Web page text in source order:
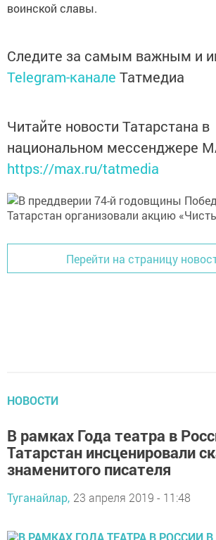
воинской славы.
Следите за самым важным и
Telegram-канале Татмедиа
Читайте новости Татарстана в
национальном мессенджере
https://max.ru/tatmedia
Перейти на страницу
НОВОСТИ
В рамках Года театра в
Татарстан инсценировали
знаменитого писателя
Туганайлар, 23 апреля 2019 - 11:48